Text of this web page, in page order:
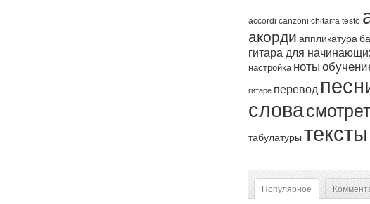
accordi canzoni chitarra testo
акорди аппликатура
гитара для
настройка ноты
гитаре перевод
слова
табулатуры тексты
Популярное